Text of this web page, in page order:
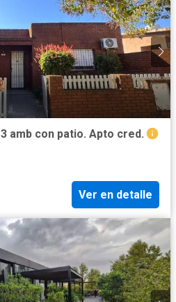
amb con patio. Apto cred.
Ver en detalle